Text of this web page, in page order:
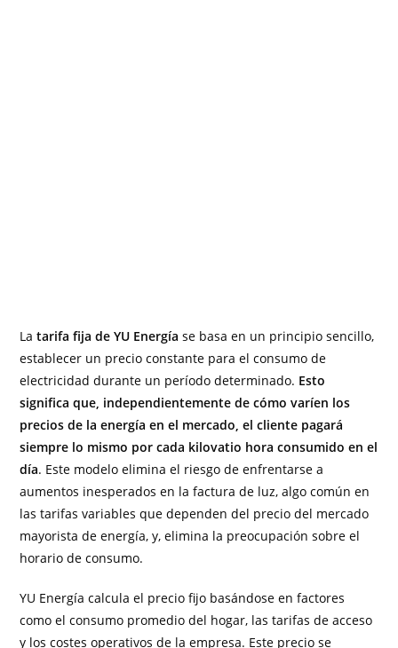
Latarifa fija de YU Energía se basa en un principio sencillo,
establecer un precio constante para el consumo de
electricidad durante un período determinado. Esto
significa que, independientemente de cómo varíen los
precios de la energía en el mercado, el cliente pagará
siempre lo mismo por cada kilovatio hora consumido en el
día. Este modelo elimina el riesgo de enfrentarse a
aumentos inesperados en la factura de luz, algo común en
las tarifas variables que dependen del precio del mercado
mayorista de energía, y, elimina la preocupación sobre el
horario de consumo.
YU Energía calcula el precio fijo basándose en factores
como el consumo promedio del hogar, las tarifas de acceso
y los costes operativos de la empresa. Este precio se